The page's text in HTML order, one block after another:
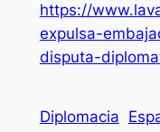
https://
expulsa-
disputa-
Diplomacia